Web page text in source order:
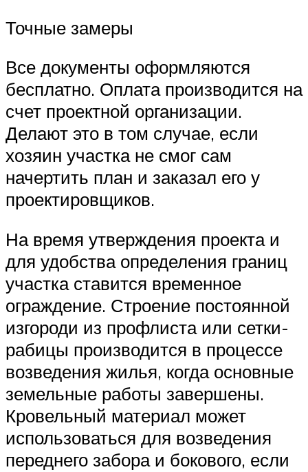
Точные замеры
Все документы оформляются
бесплатно. Оплата производится на
счет проектной организации.
Делают это в том случае, если
хозяин участка не смог сам
начертить план и заказал его у
проектировщиков.
На время утверждения проекта и
для удобства определения границ
участка ставится временное
ограждение. Строение постоянной
изгороди из профлиста или сетки-
рабицы производится в процессе
возведения жилья, когда основные
земельные работы завершены.
Кровельный материал может
использоваться для возведения
переднего забора и бокового, если